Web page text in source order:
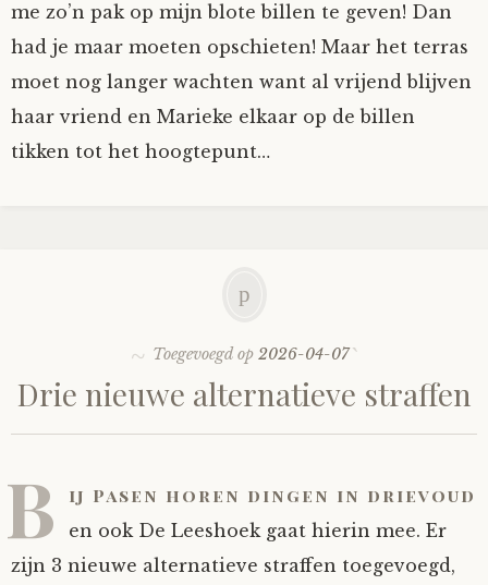
me zo’n pak op mijn blote billen te geven! Dan
had je maar moeten opschieten! Maar het terras
moet nog langer wachten want al vrijend blijven
haar vriend en Marieke elkaar op de billen
tikken tot het hoogtepunt…
Toegevoegd op 2026-04-07
Drie nieuwe alternatieve straffen
B ij Pasen horen dingen in drievoud
en ook De Leeshoek gaat hierin mee. Er
zijn 3 nieuwe alternatieve straffen toegevoegd,